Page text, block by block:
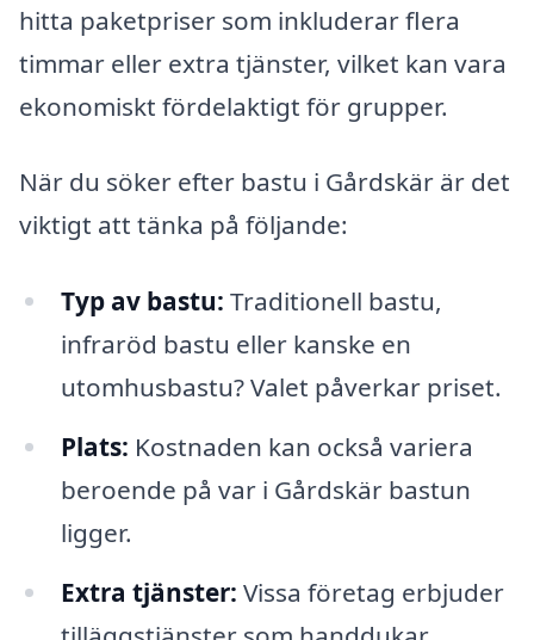
hitta paketpriser som inkluderar flera
timmar eller extra tjänster, vilket kan vara
ekonomiskt fördelaktigt för grupper.
När du söker efter bastu i Gårdskär är det
viktigt att tänka på följande:
Typ av bastu: Traditionell bastu,
infraröd bastu eller kanske en
utomhusbastu? Valet påverkar priset.
Plats: Kostnaden kan också variera
beroende på var i Gårdskär bastun
ligger.
Extra tjänster: Vissa företag erbjuder